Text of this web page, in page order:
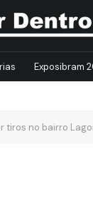
Exposibram
no bairro